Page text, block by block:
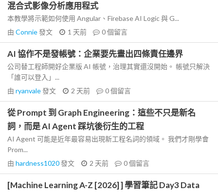
混合式影像分析應用程式
本教學將示範如何使用 Angular、Firebase AI Logic 與 G...
由 Connie發文 1 天前 0個留言
AI 協作不是發帳號：企業要先畫出四條責任邊界
公司替工程師開好企業版 AI 帳號，治理其實還沒開始。 帳號只解決
「誰可以登入」...
由 ryanvale發文 2 天前 0個留言
從 Prompt 到 Graph Engineering：這些不只是新名
詞，而是 AI Agent 踩坑後衍生的工程
AI Agent 可能是近年最容易出現新工程名詞的領域。 我們才剛學會
Prom...
由 hardness1020發文 2 天前 0個留言
[Machine Learning A-Z [2026] ] 學習筆記 Day3 Data